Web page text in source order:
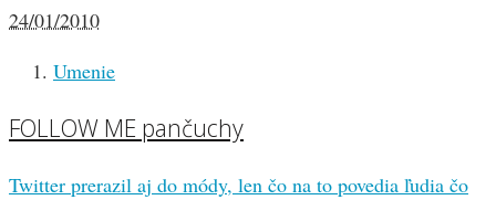
24/01/2010
Umenie
FOLLOW ME pančuchy
Twitter prerazil aj do módy, len čo na to povedia ľudia čo